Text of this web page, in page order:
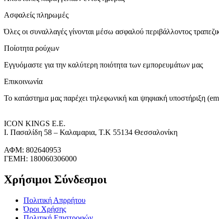
Ασφαλείς πληρωμές
Όλες οι συναλλαγές γίνονται μέσω ασφαλού περιβάλλοντος
Ποίοτητα ρούχων
Εγγυόμαστε για την καλύτερη ποιότητα των εμπορευμάτων μας
Επικοινωνία
Το κατάστημα μας παρέχει τηλεφωνική και ψηφιακή υποστήριξη
ICON KINGS Ε.Ε.
Ι. Πασαλίδη 58 – Καλαμαρια, Τ.Κ 55134 Θεσσαλονίκη
ΑΦΜ: 802640953
ΓΕΜΗ: 180060306000
Χρήσιμοι Σύνδεσμοι
Πολιτική Απρρήτου
Όροι Χρήσης